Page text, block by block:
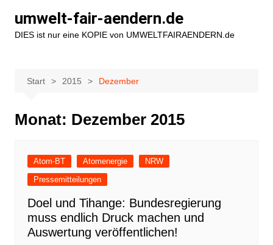
Inhalt
springen
umwelt-fair-aendern.de
DIES ist nur eine KOPIE von UMWELTFAIRAENDERN.de
Start 2015 Dezember
Monat: Dezember 2015
Atom-BT Atomenergie
NRW
Pressemitteilungen
Doel und Tihange: Bundesregierung
muss endlich Druck machen und
Auswertung veröffentlichen!